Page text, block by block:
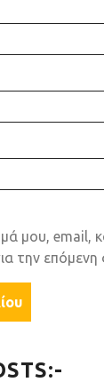
μου, email,
την